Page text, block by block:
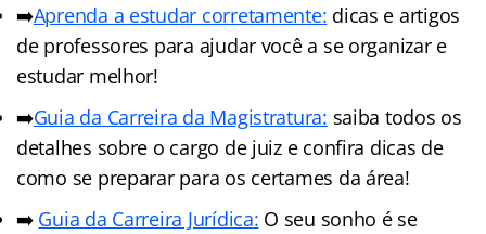
➡️Aprenda a estudar corretamente: dicas e artigos
de professores para ajudar você a se organizar e
estudar melhor!
➡️Guia da Carreira da Magistratura: saiba todos os
detalhes sobre o cargo de juiz e confira dicas de
como se preparar para os certames da área!
➡️ Guia da Carreira Jurídica: O seu sonho é se